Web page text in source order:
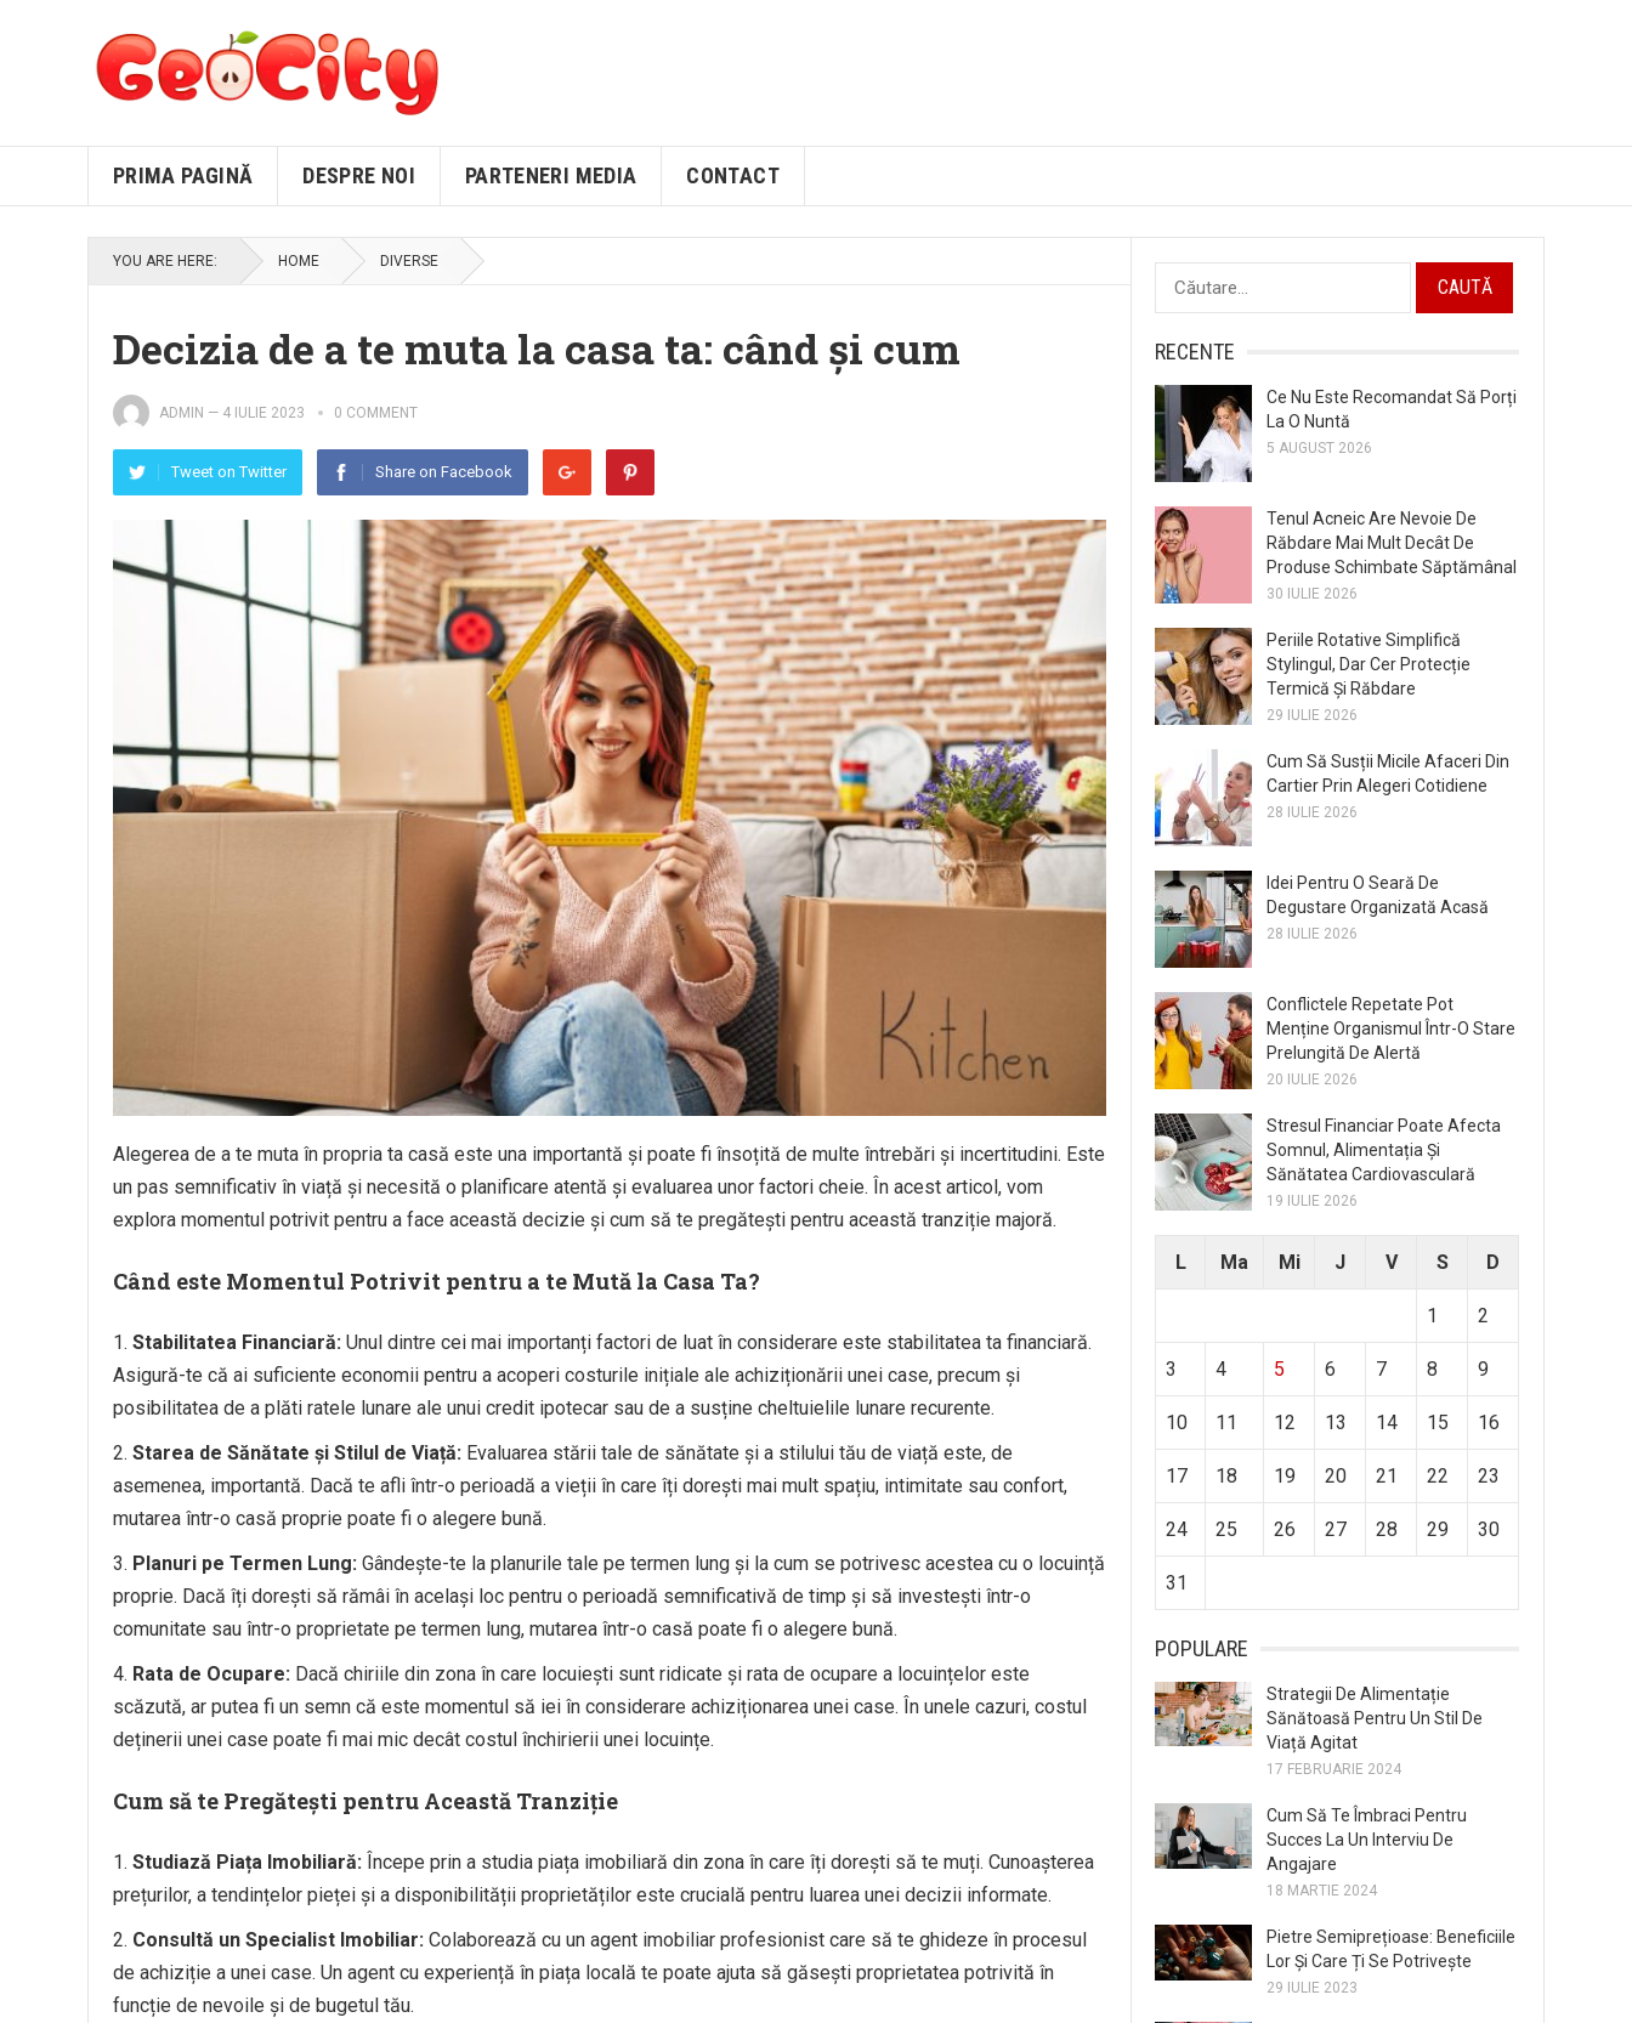
PRIMA PAGINĂ DESPRE NOI PARTENERI MEDIA CONTACT
YOU ARE HERE: HOME DIVERSE
Decizia de a te muta la casa ta: când și cum
ADMIN — 4 IULIE 2023 0 COMMENT
Tweet on Twitter Share on Facebook
Alegerea de a te muta în propria ta casă este una importantă și poate fi însoțită de multe întrebări și incertitudini. Este
un pas semnificativ în viață și necesită o planificare atentă și evaluarea unor factori cheie. În acest articol, vom
explora momentul potrivit pentru a face această decizie și cum să te pregătești pentru această tranziție majoră.
Când este Momentul Potrivit pentru a te Mută la Casa Ta?
Stabilitatea Financiară: Unul dintre cei mai importanți factori de luat în considerare este stabilitatea ta financiară.
Asigură-te că ai suficiente economii pentru a acoperi costurile inițiale ale achiziționării unei case, precum și
posibilitatea de a plăti ratele lunare ale unui credit ipotecar sau de a susține cheltuielile lunare recurente.
Starea de Sănătate și Stilul de Viață: Evaluarea stării tale de sănătate și a stilului tău de viață este, de
asemenea, importantă. Dacă te afli într-o perioadă a vieții în care îți dorești mai mult spațiu, intimitate sau confort,
mutarea într-o casă proprie poate fi o alegere bună.
Planuri pe Termen Lung: Gândește-te la planurile tale pe termen lung și la cum se potrivesc acestea cu o locuință
proprie. Dacă îți dorești să rămâi în același loc pentru o perioadă semnificativă de timp și să investești într-o
comunitate sau într-o proprietate pe termen lung, mutarea într-o casă poate fi o alegere bună.
Rata de Ocupare: Dacă chiriile din zona în care locuiești sunt ridicate și rata de ocupare a locuințelor este
scăzută, ar putea fi un semn că este momentul să iei în considerare achiziționarea unei case. În unele cazuri, costul
deținerii unei case poate fi mai mic decât costul închirierii unei locuințe.
Cum să te Pregătești pentru Această Tranziție
Studiază Piața Imobiliară: Începe prin a studia piața imobiliară din zona în care îți dorești să te muți. Cunoașterea
prețurilor, a tendințelor pieței și a disponibilității proprietăților este crucială pentru luarea unei decizii informate.
Consultă un Specialist Imobiliar: Colaborează cu un agent imobiliar profesionist care să te ghideze în procesul
de achiziție a unei case. Un agent cu experiență în piața locală te poate ajuta să găsești proprietatea potrivită în
funcție de nevoile și de bugetul tău.
Caută
după:
RECENTE
Ce Nu Este Recomandat Să Porți
La O Nuntă
5 AUGUST 2026
Tenul Acneic Are Nevoie De
Răbdare Mai Mult Decât De
Produse Schimbate Săptămânal
30 IULIE 2026
Periile Rotative Simplifică
Stylingul, Dar Cer Protecție
Termică Și Răbdare
29 IULIE 2026
Cum Să Susții Micile Afaceri Din
Cartier Prin Alegeri Cotidiene
28 IULIE 2026
Idei Pentru O Seară De
Degustare Organizată Acasă
28 IULIE 2026
Conflictele Repetate Pot
Menține Organismul Într-O Stare
Prelungită De Alertă
20 IULIE 2026
Stresul Financiar Poate Afecta
Somnul, Alimentația Și
Sănătatea Cardiovasculară
19 IULIE 2026
L Ma Mi J V S D
1 2
3 4 5 6 7 8 9
10 11 12 13 14 15 16
17 18 19 20 21 22 23
24 25 26 27 28 29 30
31
POPULARE
Strategii De Alimentație
Sănătoasă Pentru Un Stil De
Viață Agitat
17 FEBRUARIE 2024
Cum Să Te Îmbraci Pentru
Succes La Un Interviu De
Angajare
18 MARTIE 2024
Pietre Semiprețioase: Beneficiile
Lor Și Care Ți Se Potrivește
29 IULIE 2023